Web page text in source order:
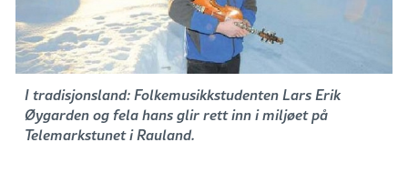
I tradisjonsland: Folkemusikkstudenten Lars Erik
Øygarden og fela hans glir rett inn i miljøet på
Telemarkstunet i Rauland.